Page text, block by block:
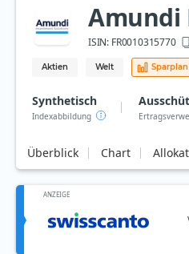
Amundi
ISIN: FR0010315770
Aktien Welt Sparplan
Synthetisch
Indexabbildung
Überblick Chart
ANZEIGE